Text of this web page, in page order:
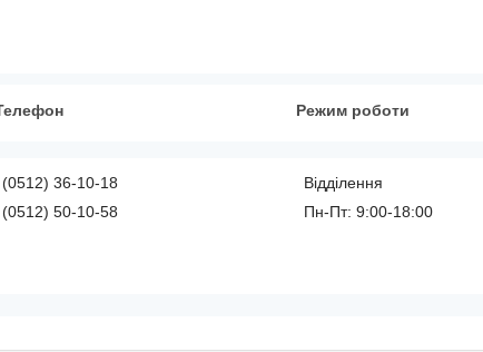
Режим роботи
(0512) 36-10-18
(0512) 50-10-58
Відділення
Пн-Пт: 9:00-18:00